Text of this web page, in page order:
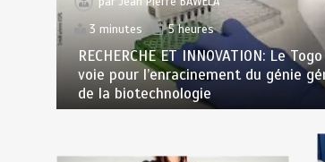
3 minutes
5 heures
RECHERCHE ET INNOVATION: Le
voie pour l’enracinement du génie
de la biotechnologie